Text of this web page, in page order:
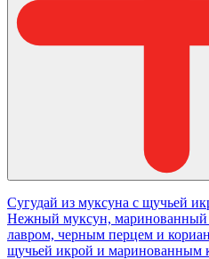
Сугудай из муксуна с щучьей
Нежный муксун,
лавром, черным перцем и
щучьей икрой и маринованным